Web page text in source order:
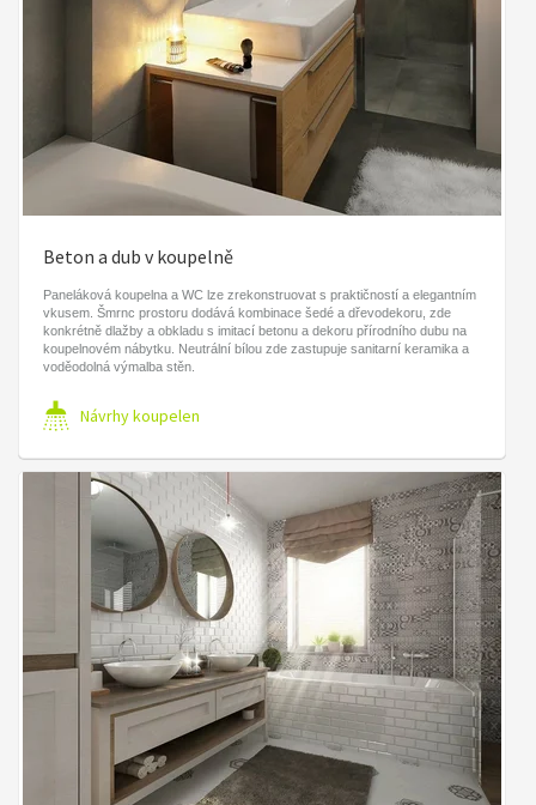
Beton a dub v koupelně
Paneláková koupelna a WC lze zrekonstruovat s praktičností a elegantním
vkusem. Šmrnc prostoru dodává kombinace šedé a dřevodekoru, zde
konkrétně dlažby a obkladu s imitací betonu a dekoru přírodního dubu na
koupelnovém nábytku. Neutrální bílou zde zastupuje sanitarní keramika a
voděodolná výmalba stěn.
Návrhy koupelen